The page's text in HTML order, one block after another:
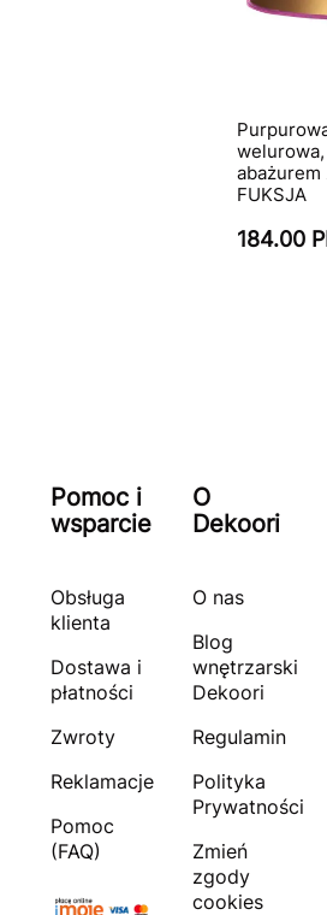
abażurem
FUKSJA
184.00
Pomoc i
wsparcie
Obsługa
klienta
Dostawa i
płatności
Zwroty
Reklamacje
Pomoc
(FAQ)
O
Dekoori
O nas
Blog
wnętrzarski
Dekoori
Regulamin
Polityka
Prywatności
Zmień
zgody
cookies